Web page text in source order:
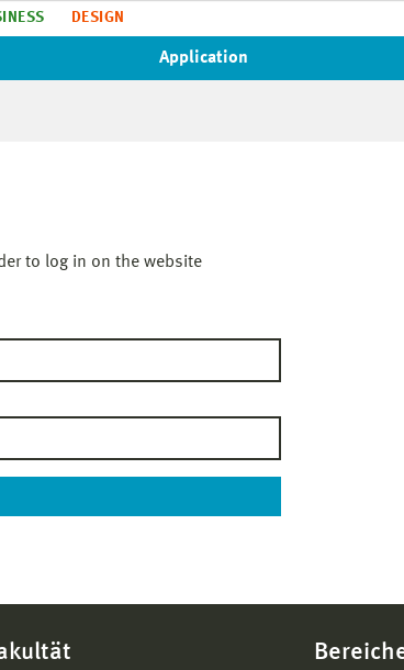
DESIGN
Application
to log in on the website